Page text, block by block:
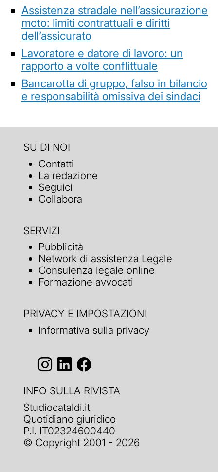
Assistenza stradale nell’assicurazione
moto: limiti contrattuali e diritti
dell’assicurato
Lavoratore e datore di lavoro: un
rapporto a volte conflittuale
Bancarotta di gruppo, falso in bilancio
e responsabilità omissiva dei sindaci
SU DI NOI
Contatti
La redazione
Seguici
Collabora
SERVIZI
Pubblicità
Network di assistenza Legale
Consulenza legale online
Formazione avvocati
PRIVACY E IMPOSTAZIONI
Informativa sulla privacy
INFO SULLA RIVISTA
Studiocataldi.it
Quotidiano giuridico
P.I. IT02324600440
© Copyright 2001 - 2026